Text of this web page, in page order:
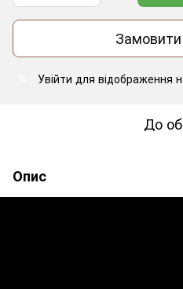
Увійти для відображення
До
Опис